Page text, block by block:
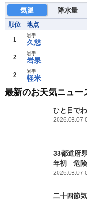
気温 降水量
順位 地点
1 久慈
岩手
2 岩泉
岩手
2 軽米
岩手
最新のお天気ニュー
ひと目で
2026.08.07
33都道府
年初 危険
2026.08.07
二十四節